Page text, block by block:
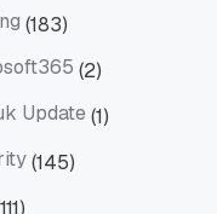
(183)
(2)
Update (1)
(145)